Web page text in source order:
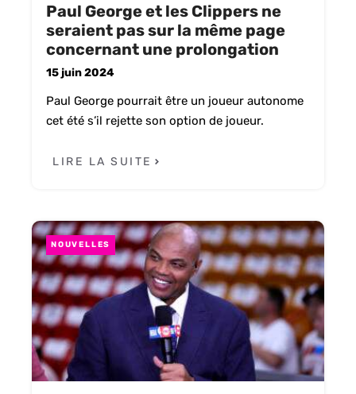
Paul George et les Clippers ne
seraient pas sur la même page
concernant une prolongation
15 juin 2024
Paul George pourrait être un joueur autonome
cet été s’il rejette son option de joueur.
LIRE LA SUITE
NOUVELLES